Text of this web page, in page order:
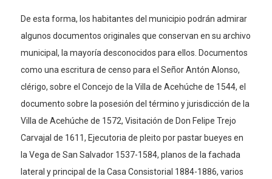
De esta forma, los habitantes del municipio podrán admirar
algunos documentos originales que conservan en su archivo
municipal, la mayoría desconocidos para ellos. Documentos
como una escritura de censo para el Señor Antón Alonso,
clérigo, sobre el Concejo de la Villa de Acehúche de 1544, el
documento sobre la posesión del término y jurisdicción de la
Villa de Acehúche de 1572, Visitación de Don Felipe Trejo
Carvajal de 1611, Ejecutoria de pleito por pastar bueyes en
la Vega de San Salvador 1537-1584, planos de la fachada
lateral y principal de la Casa Consistorial 1884-1886, varios